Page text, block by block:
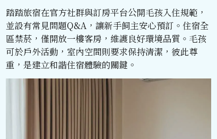
踏踏旅宿在官方社群與訂房平台公開毛孩入住規範，
並設有常見問題Q&A，讓新手飼主安心預訂。住宿全
區禁菸，僅開放一樓客房，維護良好環境品質。毛孩
可於戶外活動，室內空間則要求保持清潔，彼此尊
重，是建立和諧住宿體驗的關鍵。